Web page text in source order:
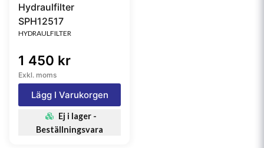
Hydraulfilter
SPH12517
HYDRAULFILTER
1 450 kr
Exkl. moms
Lägg I Varukorgen
Ej i lager -
Beställningsvara